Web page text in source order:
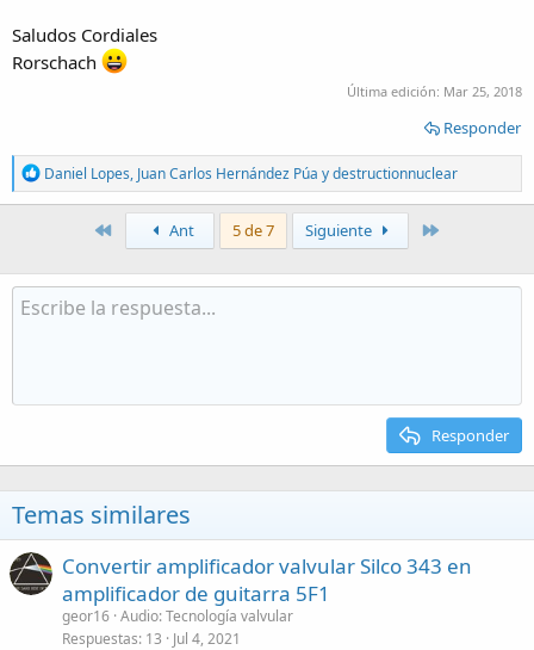
Saludos Cordiales
Rorschach
Última edición: Mar 25, 2018
Responder
R
e
a
o
n
Daniel Lopes, Juan Carlos Hernández Púa ydestructionnuclear
Primero Ant 5 de 7 Siguiente
Responder
Temas similares
Convertir amplificador valvular Silco 343 en
amplificador de guitarra 5F1
geor16 Audio: Tecnología valvular
Respuestas 13 Jul 4, 2021